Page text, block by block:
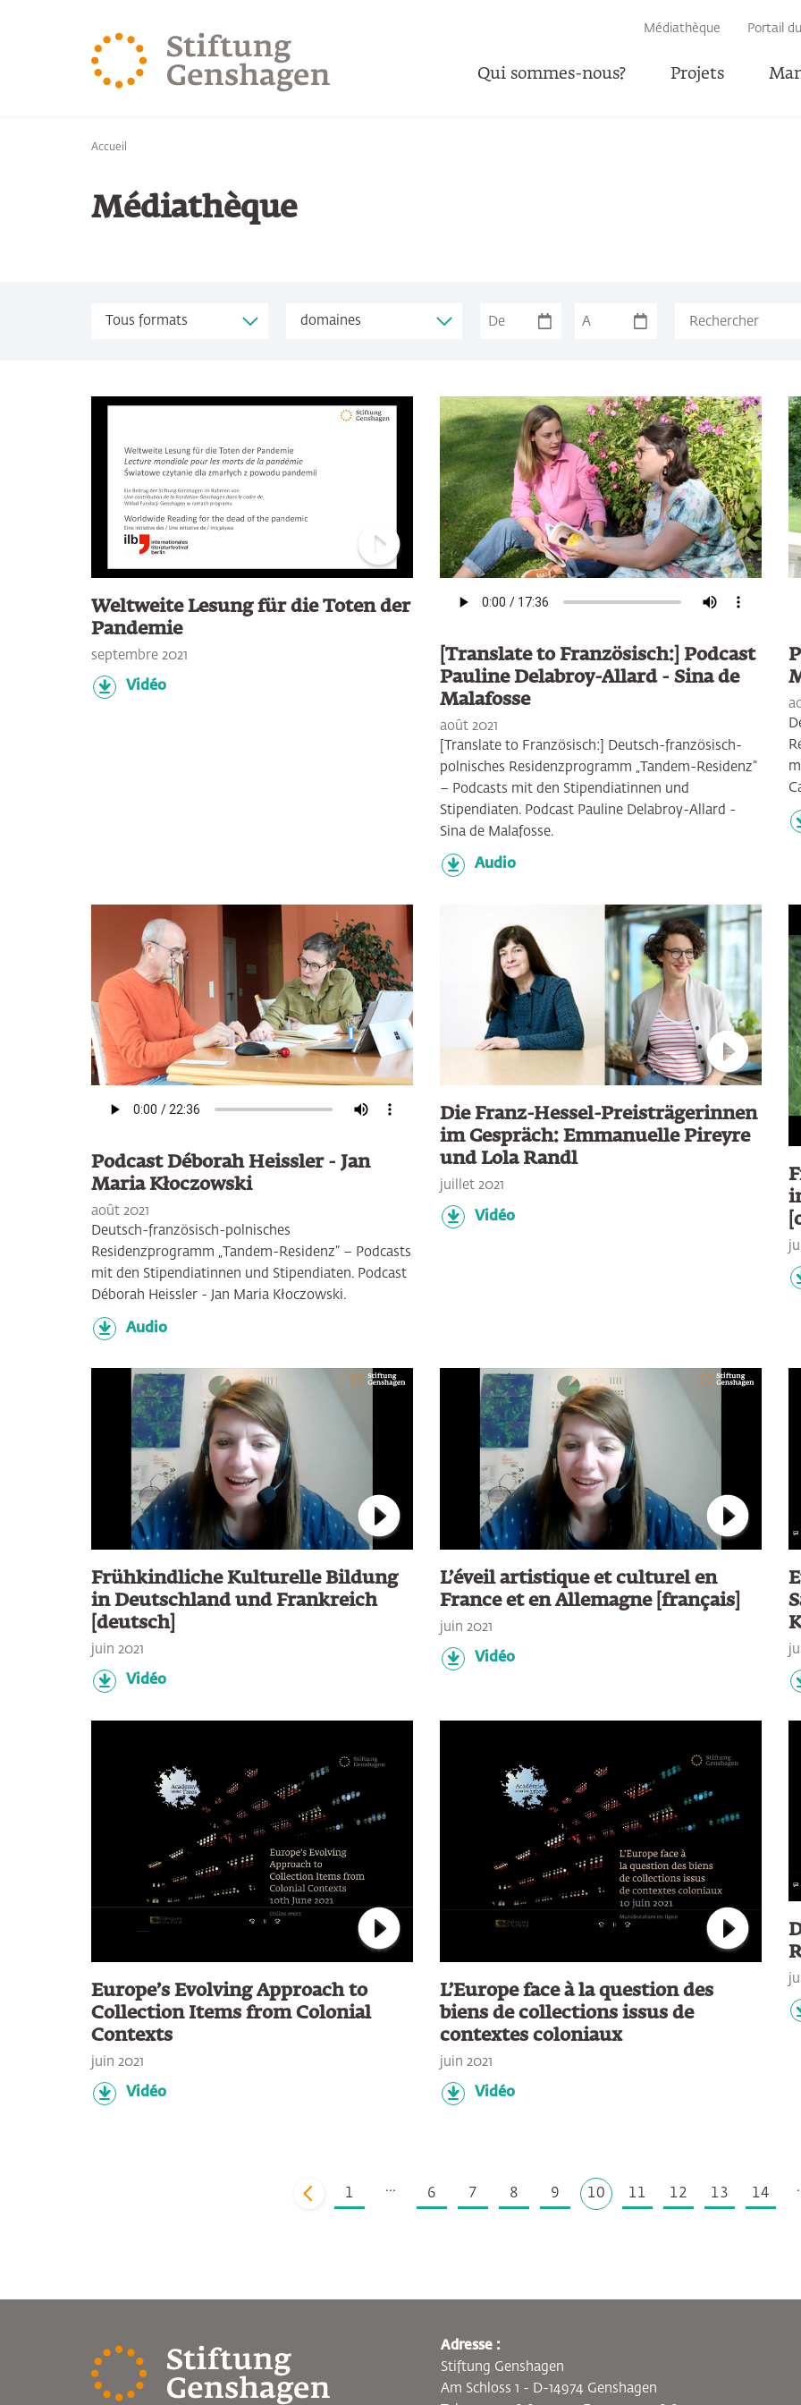
Médiathèque Portail
Qui sommes-nous? Projets
Vous êtes ici:
Accueil
Médiathèque
Weltweite Lesung für die Toten der
Pandemie
septembre 2021
Vidéo
[Translate to Französisch:] Podcast
Pauline Delabroy-Allard - Sina de
Malafosse
août 2021
[Translate to Französisch:] Deutsch-französisch-
polnisches Residenzprogramm „Tandem-Residenz”
– Podcasts mit den Stipendiatinnen und
Stipendiaten. Podcast Pauline Delabroy-Allard -
Sina de Malafosse.
Audio
Podcast Déborah Heissler - Jan
Maria Kłoczowski
août 2021
Deutsch-französisch-polnisches
Residenzprogramm „Tandem-Residenz” – Podcasts
mit den Stipendiatinnen und Stipendiaten. Podcast
Déborah Heissler - Jan Maria Kłoczowski.
Audio
Connect
Die Franz-Hessel-Preisträgerinnen
im Gespräch: Emmanuelle Pireyre
und Lola Randl
juillet 2021
Vidéo
Frühkindliche Kulturelle Bildung
in Deutschland und Frankreich
[deutsch]
juin 2021
Vidéo
L’éveil artistique et culturel en
France et en Allemagne [français]
juin 2021
Vidéo
Europe’s Evolving Approach to
Collection Items from Colonial
Contexts
juin 2021
Vidéo
L’Europe face à la question des
biens de collections issus de
contextes coloniaux
juin 2021
Vidéo
zurück
1 ... 6 7 8 9 10 11 12 13 14
Adresse :
Stiftung Genshagen
Am Schloss 1 - D-14974 Genshagen